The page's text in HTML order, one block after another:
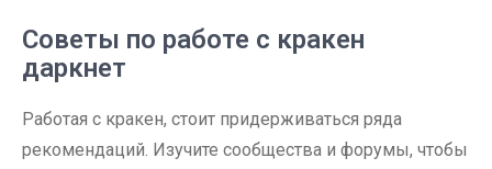
Советы по работе с кракен
даркнет
Работая с кракен, стоит придерживаться ряда
рекомендаций. Изучите сообщества и форумы, чтобы